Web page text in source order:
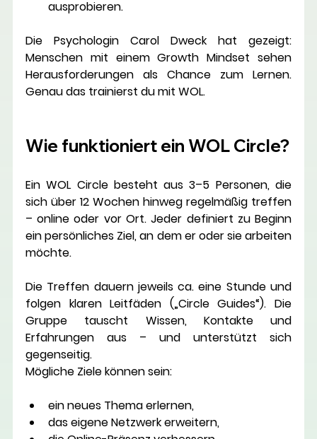
ausprobieren.
Die Psychologin Carol Dweck hat gezeigt:
Menschen mit einem Growth Mindset sehen
Herausforderungen als Chance zum Lernen.
Genau das trainierst du mit WOL.
Wie funktioniert ein WOL Circle?
Ein WOL Circle besteht aus 3–5 Personen, die
sich über 12 Wochen hinweg regelmäßig treffen
– online oder vor Ort. Jeder definiert zu Beginn
ein persönliches Ziel, an dem er oder sie arbeiten
möchte.
Die Treffen dauern jeweils ca. eine Stunde und
folgen klaren Leitfäden („Circle Guides“). Die
Gruppe tauscht Wissen, Kontakte und
Erfahrungen aus – und unterstützt sich
gegenseitig.
Mögliche Ziele können sein:
ein neues Thema erlernen,
das eigene Netzwerk erweitern,